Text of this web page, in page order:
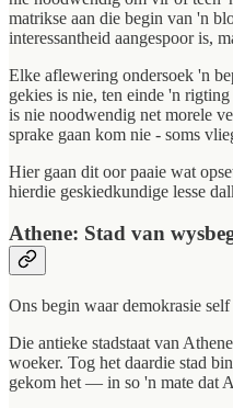
matrikse aan die begin van 'n
interessantheid aangespoor is,
Elke aflewering ondersoek 'n
gekies is nie, ten einde 'n
is nie noodwendig net morele
sprake gaan kom nie - soms
Hier gaan dit oor paaie wat
hierdie geskiedkundige lesse
Athene: Stad van
Ons begin waar demokrasie
Die antieke stadstaat van
woeker. Tog het daardie stad
gekom het — in so 'n mate dat